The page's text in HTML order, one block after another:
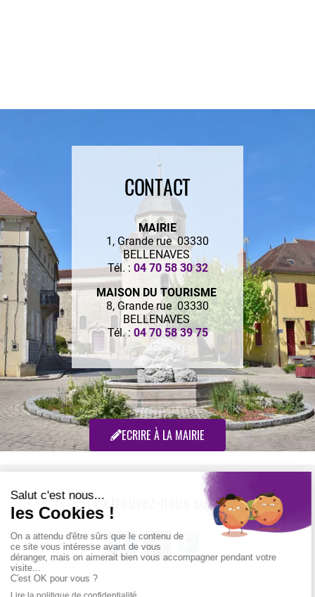
CONTACT
MAIRIE
1, Grande rue 03330
BELLENAVES
Tél. : 04 70 58 30 32
MAISON DU TOURISME
8, Grande rue 03330
BELLENAVES
Tél. : 04 70 58 39 75
ECRIRE À LA MAIRIE
Retrouvez-nous sur :